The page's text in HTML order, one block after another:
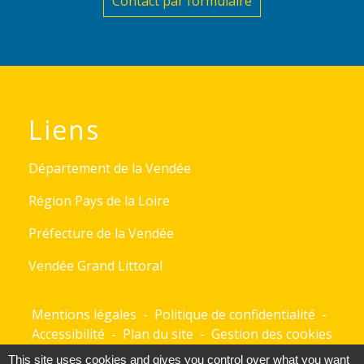
Liens
Département de la Vendée
Région Pays de la Loire
Préfecture de la Vendée
Vendée Grand Littoral
Mentions légales - Politique de confidentialité -
Accessibilité - Plan du site - Gestion des cookies
This site uses cookies and gives you control over what you want